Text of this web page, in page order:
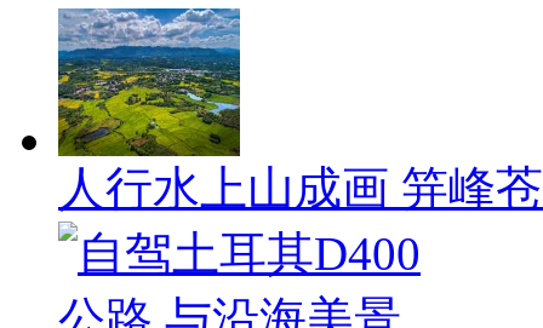
人行水上山成画 笄峰